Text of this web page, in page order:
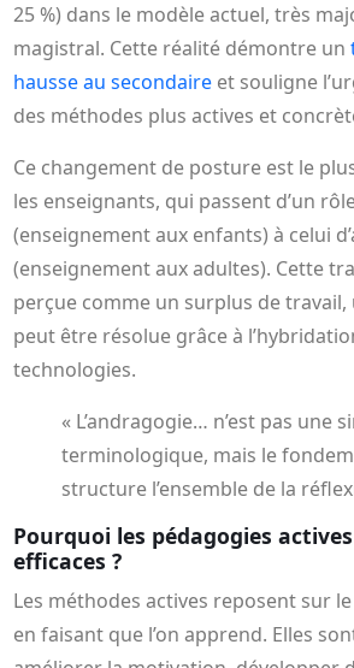
25 %) dans le modèle actuel, très
magistral. Cette réalité démontre un
hausse au secondaire et souligne
des méthodes plus actives et
Ce changement de posture est le
les enseignants, qui passent d’un
(enseignement aux enfants) à celui
(enseignement aux adultes). Cette
perçue comme un surplus de
peut être résolue grâce à
technologies.
« L’andragogie… n’est pas une
terminologique, mais le
structure l’ensemble de la
Pourquoi les pédagogies
efficaces ?
Les méthodes actives reposent sur
en faisant que l’on apprend. Elles